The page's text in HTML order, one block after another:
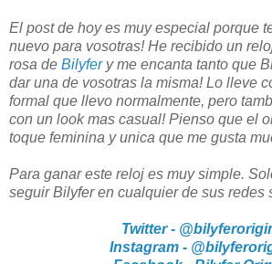
El post de hoy es muy especial porque
nuevo para vosotras! He recibido un
rosa de Bilyfery me encanta tanto que
dar una de vosotras la misma! Lo lleve
formal que llevo normalmente, pero
con un look mas casual! Pienso que el
toque feminina y unica que me gusta
Para ganar este reloj es muy simple.
seguir Bilyfer en cualquier de sus redes
Twitter -
Instagram -